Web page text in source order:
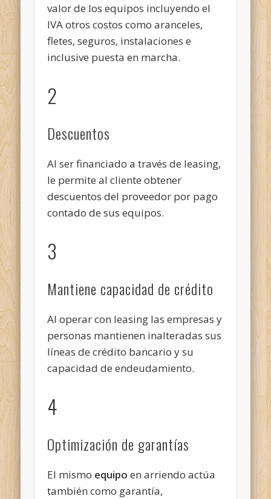
valor de los equipos incluyendo el
IVA otros costos como aranceles,
fletes, seguros, instalaciones e
inclusive puesta en marcha.
2
Descuentos
Al ser financiado a través de leasing,
le permite al cliente obtener
descuentos del proveedor por pago
contado de sus equipos.
3
Mantiene capacidad de crédito
Al operar con leasing las empresas y
personas mantienen inalteradas sus
líneas de crédito bancario y su
capacidad de endeudamiento.
4
Optimización de garantías
El mismo equipo en arriendo actúa
también como garantía,